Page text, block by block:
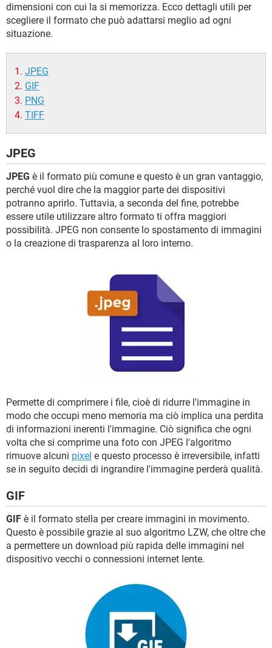
dimensioni con cui la si memorizza. Ecco dettagli utili per
scegliere il formato che può adattarsi meglio ad ogni
situazione.
JPEG
GIF
PNG
TIFF
JPEG
JPEG è il formato più comune e questo è un gran vantaggio,
perché vuol dire che la maggior parte dei dispositivi
potranno aprirlo. Tuttavia, a seconda del fine, potrebbe
essere utile utilizzare altro formato ti offra maggiori
possibilità. JPEG non consente lo spostamento di immagini
o la creazione di trasparenza al loro interno.
Permette di comprimere i file, cioè di ridurre l'immagine in
modo che occupi meno memoria ma ciò implica una perdita
di informazioni inerenti l'immagine. Ciò significa che ogni
volta che si comprime una foto con JPEG l'algoritmo
rimuove alcuni pixel e questo processo è irreversibile, infatti
se in seguito decidi di ingrandire l'immagine perderà qualità.
GIF
GIF è il formato stella per creare immagini in movimento.
Questo è possibile grazie al suo algoritmo LZW, che oltre che
a permettere un download più rapida delle immagini nel
dispositivo vecchi o connessioni internet lente.